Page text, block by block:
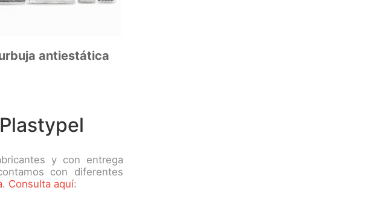
antiestática
y con entrega
con diferentes
. Consulta aquí: